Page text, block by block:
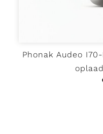
Phonak Audeo